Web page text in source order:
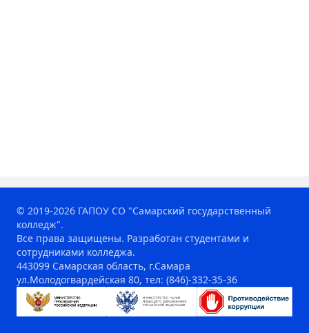
© 2019-2026 ГАПОУ СО "Самарский государственный
колледж".
Все права защищены. Разработан студентами и
сотрудниками колледжа.
443099 Самарская область, г.Самара
ул.Молодогвардейская 80, тел: (846)-332-35-36